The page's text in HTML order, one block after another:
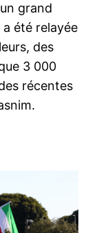
grand
a été relayée
des
3 000
récentes